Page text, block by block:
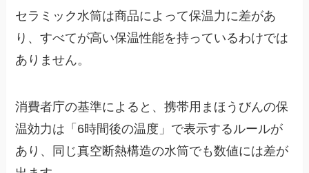
セラミック水筒は商品によって保温力に差があ
り、すべてが高い保温性能を持っているわけでは
ありません。
消費者庁の基準によると、携帯用まほうびんの保
温効力は「6時間後の温度」で表示するルールが
あり、同じ真空断熱構造の水筒でも数値には差が